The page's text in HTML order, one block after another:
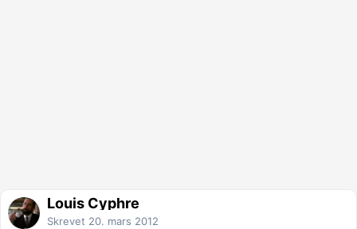
Louis Cyphre
Skrevet 20. mars 2012